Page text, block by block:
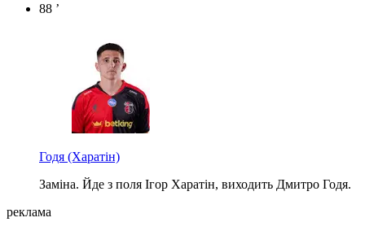
88 ’
Годя (Харатін)
Заміна. Йде з поля Ігор Харатін, виходить Дмитро Годя.
реклама